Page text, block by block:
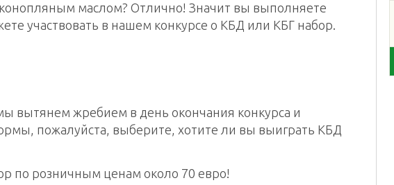
маслом? Отлично! Значит вы выполняете
участвовать в нашем конкурсе о КБД или КБГ набор.
вытянем жребием в день окончания конкурса и
пожалуйста, выберите, хотите ли вы выиграть КБД
по розничным ценам около 70 евро!